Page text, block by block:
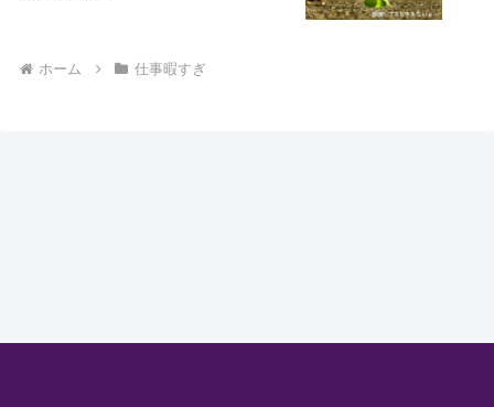
ホーム 仕事暇すぎ